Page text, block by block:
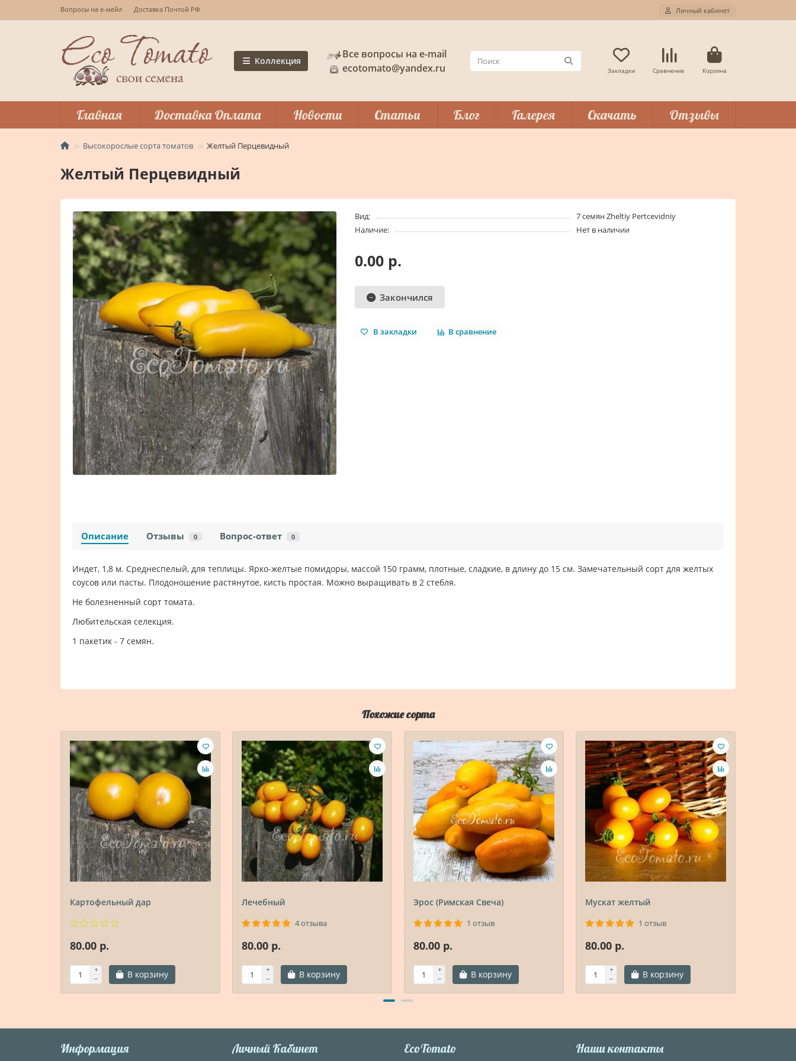
Вопросы на е-мейл Доставка Почтой РФ Личный кабинет
Коллекция
Все вопросы на e-mail
ecotomato@yandex.ru
Закладки Сравнение Корзина
Главная Доставка Оплата Новости Статьи Блог Галерея Скачать Отзывы
Высокорослые сорта томатов Желтый Перцевидный
Желтый Перцевидный
Вид:
7 семян Zheltiy Pertcevidniy
Наличие:
Нет в наличии
0.00 р.
Закончился
В закладки В сравнение
Описание Отзывы 0 Вопрос-ответ 0
Индет, 1,8 м. Среднеспелый, для теплицы. Ярко-желтые помидоры, массой 150 грамм, плотные, сладкие, в длину до 15 см. Замечательный сорт для желтых
соусов или пасты. Плодоношение растянутое, кисть простая. Можно выращивать в 2 стебля.
Не болезненный сорт томата.
Любительская селекция.
1 пакетик - 7 семян.
Похожие сорта
Картофельный дар
80.00 р.
В корзину
Лечебный
4 отзыва
80.00 р.
В корзину
Эрос (Римская Свеча)
1 отзыв
80.00 р.
В корзину
Мускат желтый
1 отзыв
80.00 р.
В корзину
Информация Личный Кабинет EcoTomato Наши контакты